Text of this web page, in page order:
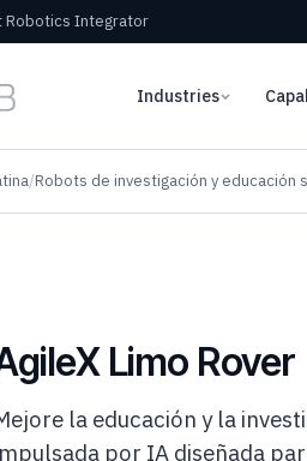
Robotics Integrator
Industries
/Robots de investigación y educación
Limo Rover
la educación y la
por IA diseñada